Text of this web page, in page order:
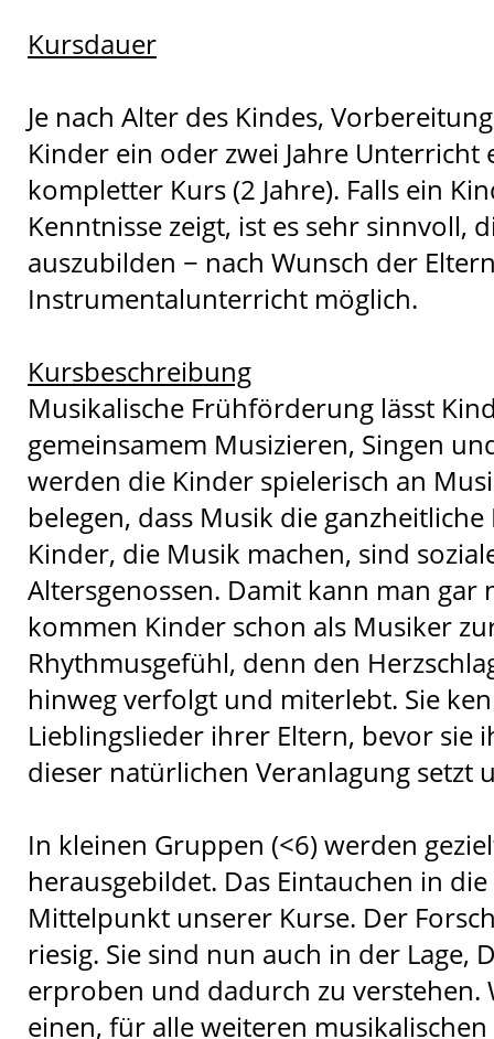
Kursdauer
Je nach Alter des Kindes,
Kinder ein oder zwei Jahre
kompletter Kurs (2 Jahre). Falls ein
Kenntnisse zeigt, ist es sehr sinnvoll,
auszubilden − nach Wunsch der
Instrumentalunterricht möglich.
Kursbeschreibung
Musikalische Frühförderung lässt
gemeinsamem Musizieren, Singen
werden die Kinder spielerisch an
belegen, dass Musik die
Kinder, die Musik machen, sind
Altersgenossen. Damit kann man
kommen Kinder schon als Musiker
Rhythmusgefühl, denn den
hinweg verfolgt und miterlebt. Sie
Lieblingslieder ihrer Eltern, bevor sie
dieser natürlichen Veranlagung
In kleinen Gruppen (<6) werden
herausgebildet. Das Eintauchen in
Mittelpunkt unserer Kurse. Der
riesig. Sie sind nun auch in der Lage,
erproben und dadurch zu verstehen.
einen, für alle weiteren